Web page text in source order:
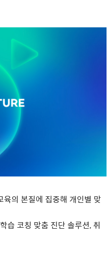
육의 본질에 집중해 개인별 맞
학습 코칭 맞춤 진단 솔루션, 취